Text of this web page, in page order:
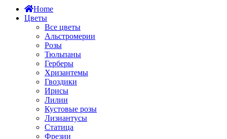
Home
Цветы
Все цветы
Альстромерии
Розы
Тюльпаны
Герберы
Хризантемы
Гвоздики
Ирисы
Лилии
Кустовые розы
Лизиантусы
Статица
Фрезии